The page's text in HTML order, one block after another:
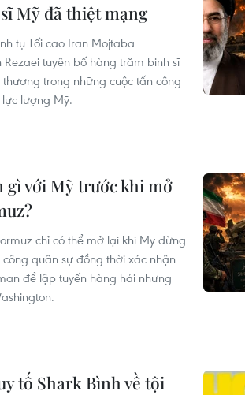
Mỹ đã thiệt mạng
tụ Tối cao Iran Mojtaba
tuyên bố hàng trăm binh sĩ
trong những cuộc tấn công
lượng Mỹ.
gì với Mỹ trước khi mở
chỉ có thể mở lại khi Mỹ dừng
quân sự đồng thời xác nhận
để lập tuyến hàng hải nhưng
tố Shark Bình về tội